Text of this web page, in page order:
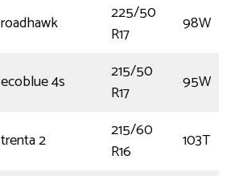
roadhawk
225/50
R17
98W
ecoblue 4s
215/50
R17
95W
trenta 2
215/60
R16
103T